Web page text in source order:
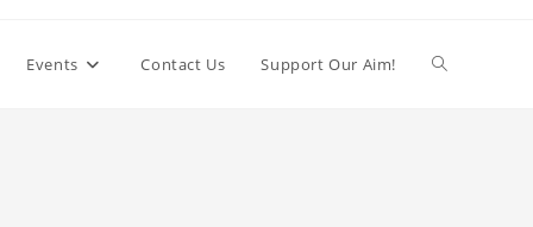
Events Contact Us Support Our Aim! Toggle